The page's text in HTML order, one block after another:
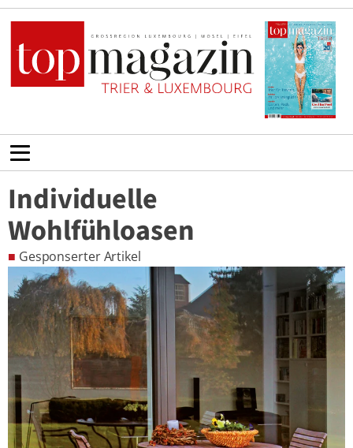
Individuelle
Wohlfühloasen
■ Gesponserter Artikel